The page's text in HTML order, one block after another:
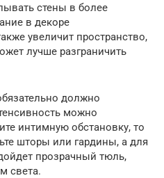
стены в более
в декоре
увеличит пространство,
лучше разграничить
должно
можно
интимную обстановку, то
шторы или гардины, а для
прозрачный тюль,
света.